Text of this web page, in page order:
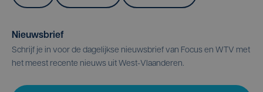
Nieuwsbrief
Schrijf je in voor de dagelijkse nieuwsbrief van Focus en WTV met
het meest recente nieuws uit West-Vlaanderen.